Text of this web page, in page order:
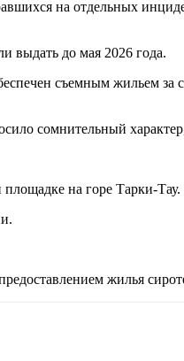
на отдельных
выдать до мая 2026 года.
съемным жильем за
сомнительный
на горе Тарки-Тау.
жилья